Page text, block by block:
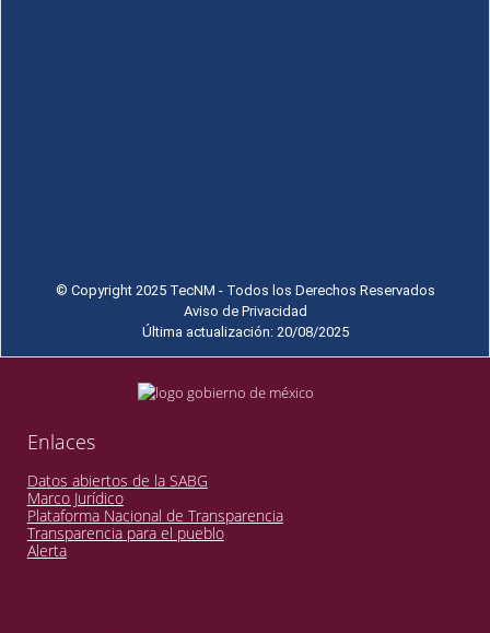
© Copyright 2025 TecNM - Todos los Derechos Reservados
Aviso de Privacidad
Última actualización: 20/08/2025
Enlaces
Datos abiertos de la SABG
Marco Jurídico
Plataforma Nacional de Transparencia
Transparencia para el pueblo
Alerta